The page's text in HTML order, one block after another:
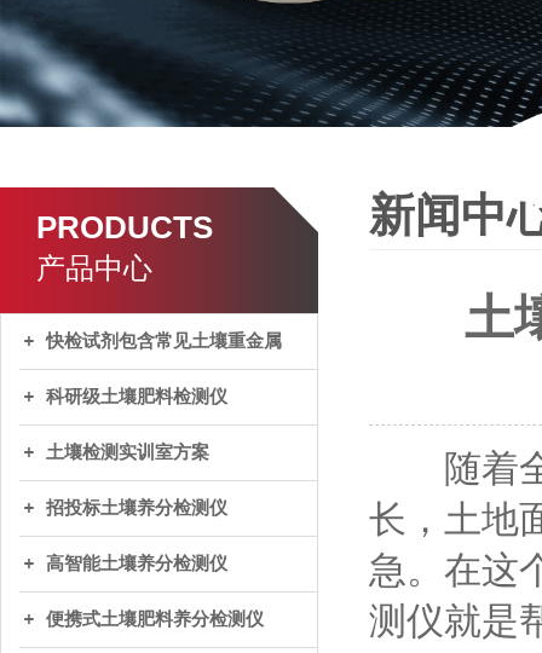
PRODUCTS
产品中心
快检试剂包含常见土壤重金属
科研级土壤肥料检测仪
土壤检测实训室方案
招投标土壤养分检测仪
高智能土壤养分检测仪
便携式土壤肥料养分检测仪
新闻中
土
随着全
长，土地
急。在这
测仪就是